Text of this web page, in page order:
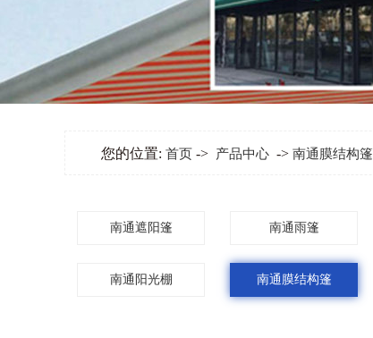
您的位置: 首页 -> 产品中心 -> 南通膜结构篷
南通遮阳篷 南通雨篷
南通阳光棚 南通膜结构篷